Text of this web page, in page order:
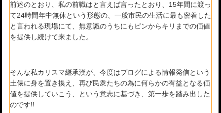
前述のとおり、私の前職はと言えば言ったとおり、15年間に渡っ
て24時間年中無休という形態の、一般市民の生活に最も密着した
と言われる現場にて、無意識のうちにもピンからキリまでの価値
を提供し続けて来ました。
そんな私カリスマ継承漢が、今度はブログによる情報発信という
土俵に身を置き換え、再び民衆たちの為に何らかの有益となる価
値を提供していこう、という意志に基づき、第一歩を踏み出した
のです!!